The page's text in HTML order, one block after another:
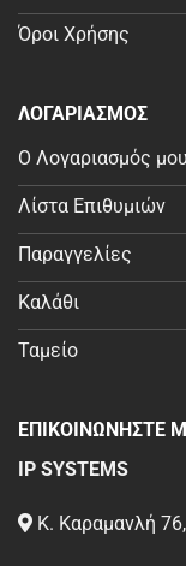
Όροι Χρήσης
ΛΟΓΑΡΙΑΣΜΟΣ
Ο Λογαριασμός μου
Λίστα Επιθυμιών
Παραγγελίες
Καλάθι
Ταμείο
ΕΠΙΚΟΙΝΩΝΗΣΤΕ
IP SYSTEMS
Κ. Καραμανλή